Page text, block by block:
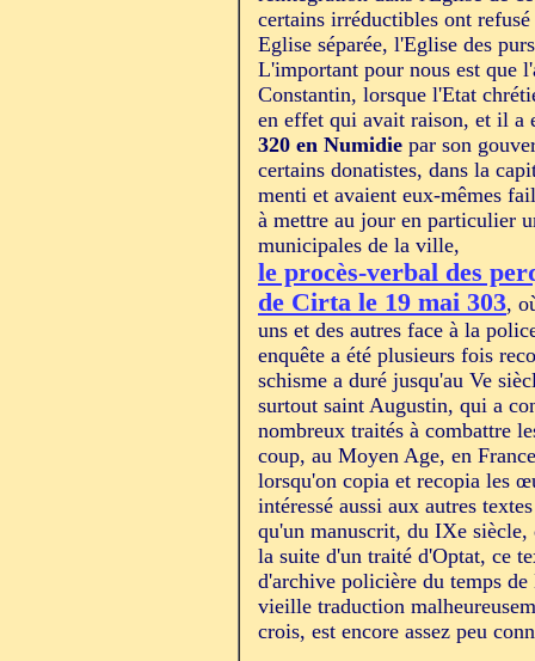
certains irréductibles ont
Eglise séparée, l'Eglise des
L'important pour nous est que
Constantin, lorsque l'Etat
en effet qui avait raison, et il
320 en Numidie par son
certains donatistes, dans la
menti et avaient eux-mêmes
à mettre au jour en particulier
municipales de la ville,
le procès-verbal des
de Cirta le 19 mai 303,
uns et des autres face à la
enquête a été plusieurs fois
schisme a duré jusqu'au Ve
surtout saint Augustin, qui a
nombreux traités à combattre
coup, au Moyen Age, en
lorsqu'on copia et recopia les
intéressé aussi aux autres
qu'un manuscrit, du IXe
la suite d'un traité d'Optat, ce
d'archive policière du temps
vieille traduction
crois, est encore assez peu